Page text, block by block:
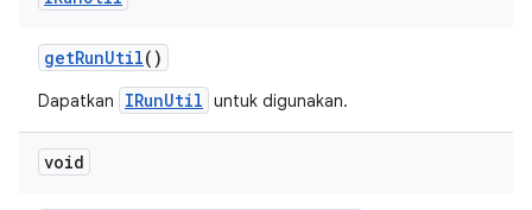
getRunUtil()
Dapatkan IRunUtil untuk digunakan.
void